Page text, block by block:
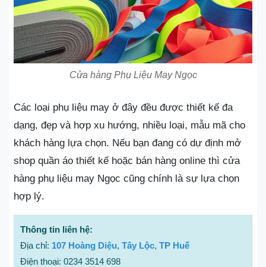
Cửa hàng Phụ Liệu May Ngọc
Các loại phụ liệu may ở đây đều được thiết kế đa
dạng, đẹp và hợp xu hướng, nhiều loại, mẫu mã cho
khách hàng lựa chọn. Nếu bạn đang có dự định mở
shop quần áo thiết kế hoặc bán hàng online thì cửa
hàng phụ liệu may Ngọc cũng chính là sự lựa chọn
hợp lý.
Thông tin liên hệ:
Địa chỉ: 107 Hoàng Diệu, Tây Lộc, TP Huế
Điện thoại: 0234 3514 698